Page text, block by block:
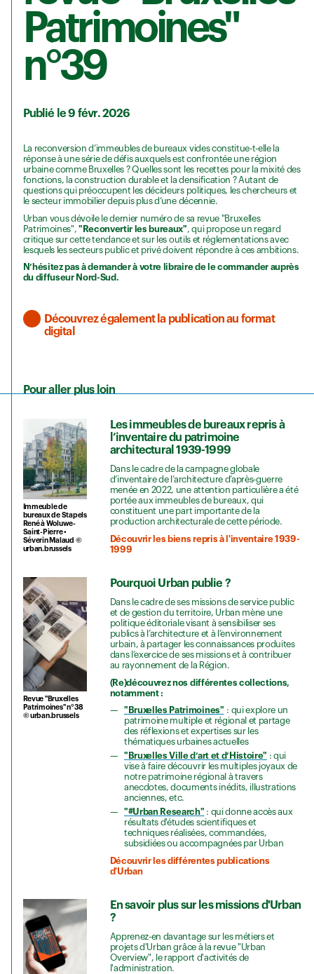
Patrimoines"
n°39
Publié le 9 févr. 2026
La reconversion d’immeubles de bureaux vides constitue-t-elle la
réponse à une série de défis auxquels est confrontée une région
urbaine comme Bruxelles ? Quelles sont les recettes pour la mixité des
fonctions, la construction durable et la densification ? Autant de
questions qui préoccupent les décideurs politiques, les chercheurs et
le secteur immobilier depuis plus d’une décennie.
Urban vous dévoile le dernier numéro de sa revue "Bruxelles
Patrimoines", "Reconvertir les bureaux", qui propose un regard
critique sur cette tendance et sur les outils et réglementations avec
lesquels les secteurs public et privé doivent répondre à ces ambitions.
N’hésitez pas à demander à votre libraire de le commander auprès
du diffuseur Nord-Sud.
Découvrez également la publication au format
digital
Pour aller plus loin
Immeuble de
bureaux de Stapels
​René​ à Woluwe-​
Saint-​Pierre •
Séverin Malaud ©
urban.brussels
Les immeubles de bureaux repris à
l’inventaire du patrimoine
architectural 1939-1999
Dans le cadre de la campagne globale
d’inventaire de l’architecture d’après-guerre
menée en 2022, une attention particulière a été
portée aux immeubles de bureaux, qui
constituent une part importante de la
production architecturale de cette période.
Découvrir les biens repris à l'inventaire 1939-
1999
Revue "Bruxelles
Patrimoines" n°38
© urban.brussels
Pourquoi Urban publie ?
Dans le cadre de ses missions de service public
et de gestion du territoire, Urban mène une
politique éditoriale visant à sensibiliser ses
publics à l’architecture et à l’environnement
urbain, à partager les connaissances produites
dans l’exercice de ses missions et à contribuer
au rayonnement de la Région.
(Re)découvrez nos différentes collections,
notamment :
"Bruxelles Patrimoines" : qui explore un
patrimoine multiple et régional et partage
des réflexions et expertises sur les
thématiques urbaines actuelles
"Bruxelles Ville d’art et d’Histoire" : qui
vise à faire découvrir les multiples joyaux de
notre patrimoine régional à travers
anecdotes, documents inédits, illustrations
anciennes, etc.
"#Urban Research" : qui donne accès aux
résultats d'études scientifiques et
techniques réalisées, commandées,
subsidiées ou accompagnées par Urban
Découvrir les différentes publications
d'Urban
En savoir plus sur les missions d'Urban
?
Apprenez-en davantage sur les métiers et
projets d'Urban grâce à la revue "Urban
Overview", le rapport d'activités de
l'administration.